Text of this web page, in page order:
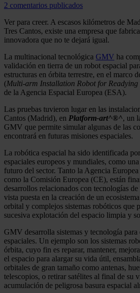
2 comentarios publicados
Ver para creer. A escasos kilómetros de
Tres Cantos, existe una empresa que
innovadora que no te dejará igual.
La multinacional tecnológica GMV ha
validación en tierra de un robot espacial
estructuras en órbita terrestre, en el marco
(Multi-arm Installation Robot for Readying
de la Agencia Espacial Europea (ESA).
Las pruebas tuvieron lugar en las
Cantos (Madrid), en Platform-art^®^, un
GMV que permite simular algunas de las
encontrará en futuras misiones espaciales.
La robótica espacial ha sido identificada
espaciales europeos y mundiales, como
futuro del sector. Tanto la Agencia
como la Comisión Europea (CE), están
desarrollos relacionados con tecnologías
vista puesta en la creación de un
orbital y complejos sistemas robóticos que
sucesiva explotación del espacio limpia y
GMV desarrolla sistemas y tecnología para
espaciales. Un ejemplo son los sistemas
órbita, cuyo fin es reparar, mantener,
el espacio para alargar su vida útil,
orbitales de gran tamaño como antenas,
telescopios, o retirar satélites al final de su
acumulación de peligrosa basura espacial